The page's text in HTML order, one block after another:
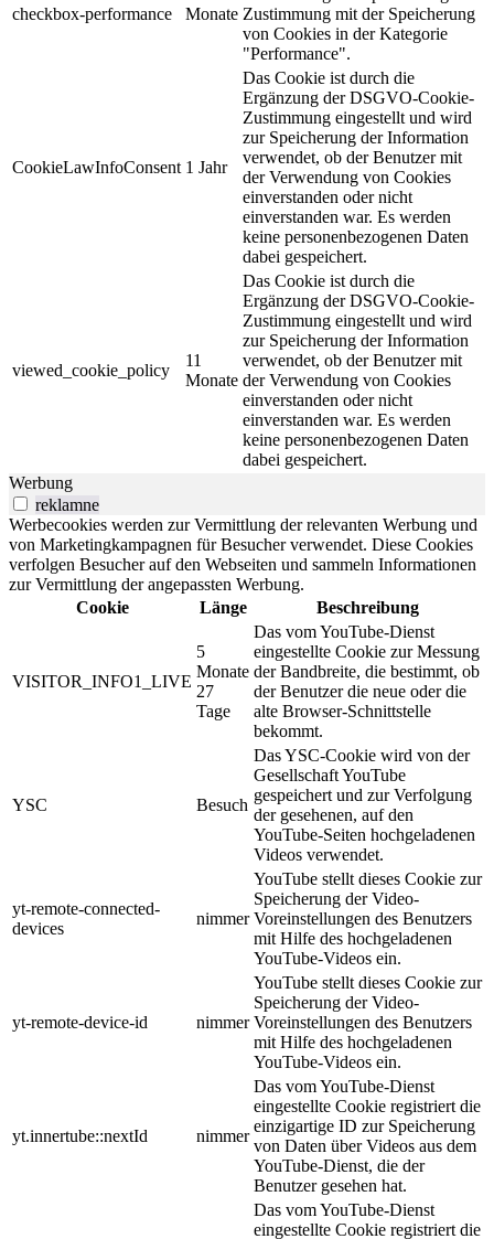
checkbox-performance
Monate Zustimmung mit der Speicherung
von Cookies in der Kategorie
"Performance".
CookieLawInfoConsent 1 Jahr
Das Cookie ist durch die
Ergänzung der DSGVO-Cookie-
Zustimmung eingestellt und wird
zur Speicherung der Information
verwendet, ob der Benutzer mit
der Verwendung von Cookies
einverstanden oder nicht
einverstanden war. Es werden
keine personenbezogenen Daten
dabei gespeichert.
viewed_cookie_policy
11
Monate
Das Cookie ist durch die
Ergänzung der DSGVO-Cookie-
Zustimmung eingestellt und wird
zur Speicherung der Information
verwendet, ob der Benutzer mit
der Verwendung von Cookies
einverstanden oder nicht
einverstanden war. Es werden
keine personenbezogenen Daten
dabei gespeichert.
Werbung
reklamne
Werbecookies werden zur Vermittlung der relevanten Werbung und
von Marketingkampagnen für Besucher verwendet. Diese Cookies
verfolgen Besucher auf den Webseiten und sammeln Informationen
zur Vermittlung der angepassten Werbung.
Cookie
Länge Beschreibung
VISITOR_INFO1_LIVE
5
Monate
27
Tage
Das vom YouTube-Dienst
eingestellte Cookie zur Messung
der Bandbreite, die bestimmt, ob
der Benutzer die neue oder die
alte Browser-Schnittstelle
bekommt.
YSC Besuch
Das YSC-Cookie wird von der
Gesellschaft YouTube
gespeichert und zur Verfolgung
der gesehenen, auf den
YouTube-Seiten hochgeladenen
Videos verwendet.
yt-remote-connected-
devices
nimmer
YouTube stellt dieses Cookie zur
Speicherung der Video-
Voreinstellungen des Benutzers
mit Hilfe des hochgeladenen
YouTube-Videos ein.
yt-remote-device-id nimmer
YouTube stellt dieses Cookie zur
Speicherung der Video-
Voreinstellungen des Benutzers
mit Hilfe des hochgeladenen
YouTube-Videos ein.
yt.innertube::nextId nimmer
Das vom YouTube-Dienst
eingestellte Cookie registriert die
einzigartige ID zur Speicherung
von Daten über Videos aus dem
YouTube-Dienst, die der
Benutzer gesehen hat.
Das vom YouTube-Dienst
eingestellte Cookie registriert die